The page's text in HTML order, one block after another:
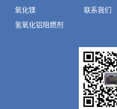
氧化镁
氢氧化铝阻燃剂
联系我们